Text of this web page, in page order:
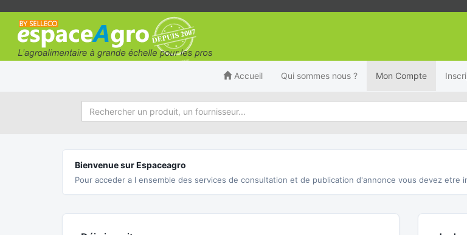
Accueil Qui sommes nous ? Mon Compte
Bienvenue sur Espaceagro
Pour acceder a l ensemble des services de consultation et de publication d'annonce vous devez etre